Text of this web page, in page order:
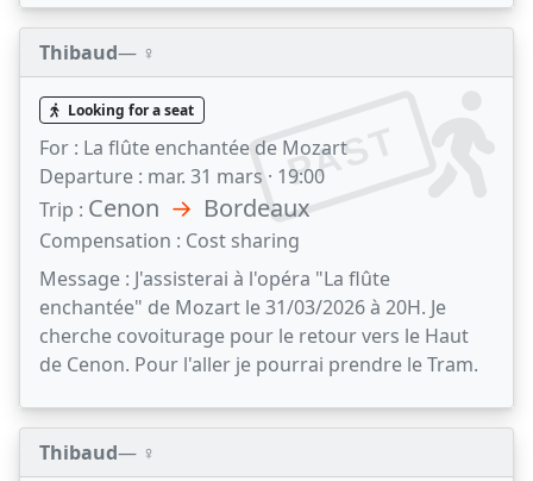
Thibaud— ♀️
PAST
Looking for a seat
For : La flûte enchantée de Mozart
Departure : mar. 31 mars · 19:00
Trip : Cenon → Bordeaux
Compensation : Cost sharing
Message : J'assisterai à l'opéra "La flûte
enchantée" de Mozart le 31/03/2026 à 20H. Je
cherche covoiturage pour le retour vers le Haut
de Cenon. Pour l'aller je pourrai prendre le Tram.
Thibaud— ♀️